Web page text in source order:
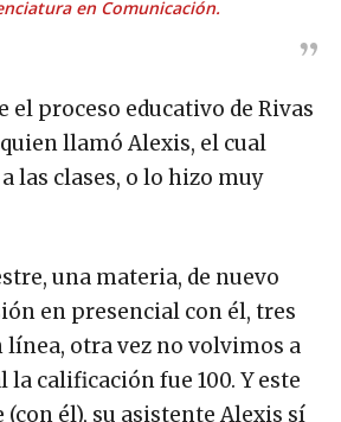
en Comunicación.
el proceso educativo de Rivas
llamó Alexis, el cual
las clases, o lo hizo muy
una materia, de nuevo
en presencial con él, tres
línea, otra vez no volvimos a
la calificación fue 100. Y este
él), su asistente Alexis sí